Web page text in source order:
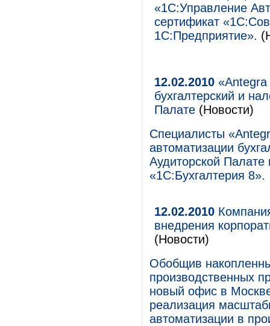
«1С:Управление
сертификат
1С:Предприятие».
12.02.2010
бухгалтерский и
Палате (Новости)
Специалисты
автоматизации
Аудиторской Палате
«1С:Бухгалтерия 8».
12.02.2010
внедрения
(Новости)
Обобщив
производственных
новый офис в
реализация
автоматизации в